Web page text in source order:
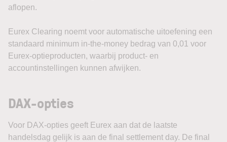
aflopen.
Eurex Clearing noemt voor automatische uitoefening een
standaard minimum in-the-money bedrag van 0,01 voor
Eurex-optieproducten, waarbij product- en
accountinstellingen kunnen afwijken.
DAX-opties
Voor DAX-opties geeft Eurex aan dat de laatste
handelsdag gelijk is aan de final settlement day. De final